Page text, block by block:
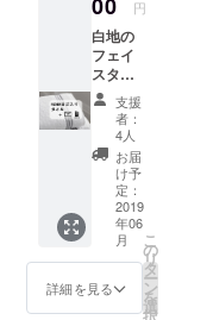
ち上げさせ
て頂きまし
この事業
は、施設と
は別の場
所、ひとり
親世帯がつ
くば市で1番
多い谷田部
タートさせ
イメー
ジで
す。実
物では
なく
メール
にて
PDFで
送らせ
ていた
だきま
す。
円
白地の
フェイ
スタオ
ルにロ
ベのロ
ゴを入
れてお
送りし
ます。
※画像は
イメー
ジで
す。 ※
お手
紙・活
支援
者：
4人
お届
け予
定：
2019
年06
月
詳細を見る
こ
の
リ
タ
ー
ン
を
選